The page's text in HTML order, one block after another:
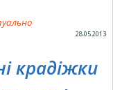
28.05.2013
крадіжки